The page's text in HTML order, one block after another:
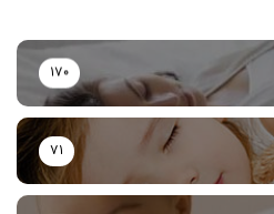
170
71